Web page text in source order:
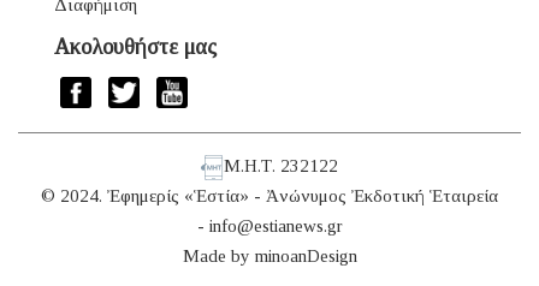
Διαφήμιση
Ακολουθήστε μας
Μ.Η.Τ. 232122
© 2024. Ἐφημερίς «Ἑστία» - Ἀνώνυμος Ἐκδοτική Ἑταιρεία
- info@estianews.gr
Made by minoanDesign